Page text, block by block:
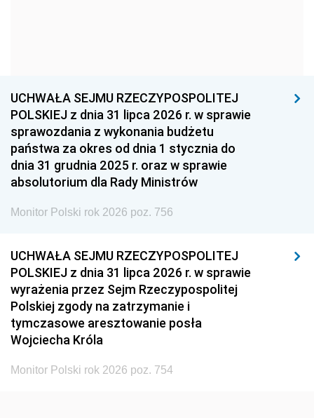
1939 1938 1937
1936 1930
UCHWAŁA SEJMU RZECZYPOSPOLITEJ
POLSKIEJ z dnia 31 lipca 2026 r. w sprawie
sprawozdania z wykonania budżetu
państwa za okres od dnia 1 stycznia do
dnia 31 grudnia 2025 r. oraz w sprawie
absolutorium dla Rady Ministrów
Monitor Polski rok 2026 poz. 756
UCHWAŁA SEJMU RZECZYPOSPOLITEJ
POLSKIEJ z dnia 31 lipca 2026 r. w sprawie
wyrażenia przez Sejm Rzeczypospolitej
Polskiej zgody na zatrzymanie i
tymczasowe aresztowanie posła
Wojciecha Króla
Monitor Polski rok 2026 poz. 754